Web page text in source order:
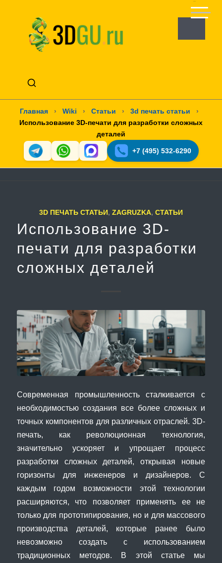
Главная › Wiki › Статьи › 3d печать статьи
›
Использование 3D-печати для разработки сложных
деталей
+7 (495) 532-6290
3D ПЕЧАТЬ СТАТЬИ, ZAGRUZKA, СТАТЬИ
Использование 3D-
печати для разработки
сложных деталей
Современная промышленность сталкивается с
необходимостью создания все более сложных и
точных компонентов для различных отраслей. 3D-
печать, как революционная технология,
значительно ускоряет и упрощает процесс
разработки сложных деталей, открывая новые
горизонты для инженеров и дизайнеров. С
каждым годом возможности этой технологии
расширяются, что позволяет применять ее не
только для прототипирования, но и для массового
производства деталей, которые ранее было
невозможно создать с использованием
традиционных методов. В этой статье мы